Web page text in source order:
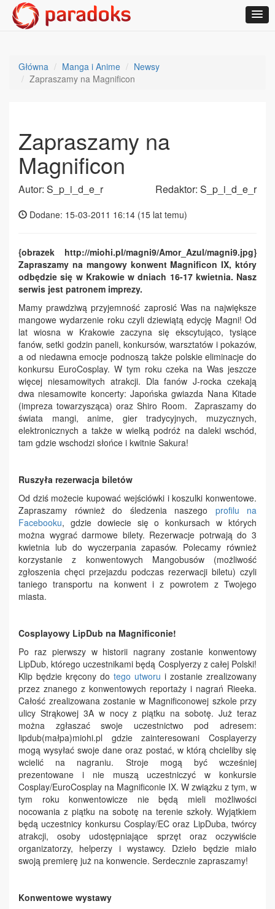
Główna Manga i Anime
Newsy
Zapraszamy na Magnificon
Zapraszamy na
Magnificon
Autor: S_p_i_d_e_r Redaktor: S_p_i_d_e_r
Dodane: 15-03-2011 16:14 (15 lat temu)
{obrazek http://miohi.pl/magni9/Amor_Azul/magni9.jpg}
Zapraszamy na mangowy konwent Magnificon IX, który
odbędzie się w Krakowie w dniach 16-17 kwietnia. Nasz
serwis jest patronem imprezy.
Mamy prawdziwą przyjemność zaprosić Was na największe
mangowe wydarzenie roku czyli dziewiątą edycję Magni! Od
lat wiosna w Krakowie zaczyna się ekscytująco, tysiące
fanów, setki godzin paneli, konkursów, warsztatów i pokazów,
a od niedawna emocje podnoszą także polskie eliminacje do
konkursu EuroCosplay. W tym roku czeka na Was jeszcze
więcej niesamowitych atrakcji. Dla fanów J-rocka czekają
dwa niesamowite koncerty: Japońska gwiazda Nana Kitade
(impreza towarzysząca) oraz Shiro Room. Zapraszamy do
świata mangi, anime, gier tradycyjnych, muzycznych,
elektronicznych a także w wielką podróż na daleki wschód,
tam gdzie wschodzi słońce i kwitnie Sakura!
Ruszyła rezerwacja biletów
Od dziś możecie kupować wejściówki i koszulki konwentowe.
Zapraszamy również do śledzenia naszego profilu na
Facebooku, gdzie dowiecie się o konkursach w których
można wygrać darmowe bilety. Rezerwacje potrwają do 3
kwietnia lub do wyczerpania zapasów. Polecamy również
korzystanie z konwentowych Mangobusów (możliwość
zgłoszenia chęci przejazdu podczas rezerwacji biletu) czyli
taniego transportu na konwent i z powrotem z Twojego
miasta.
Cosplayowy LipDub na Magnificonie!
Po raz pierwszy w historii nagrany zostanie konwentowy
LipDub, którego uczestnikami będą Cosplyerzy z całej Polski!
Klip będzie kręcony do tego utworu i zostanie zrealizowany
przez znanego z konwentowych reportaży i nagrań Rieeka.
Całość zrealizowana zostanie w Magnificonowej szkole przy
ulicy Strąkowej 3A w nocy z piątku na sobotę. Już teraz
można zgłaszać swoje uczestnictwo pod adresem:
lipdub(małpa)miohi.pl gdzie zainteresowani Cosplayerzy
mogą wysyłać swoje dane oraz postać, w którą chcieliby się
wcielić na nagraniu. Stroje mogą być wcześniej
prezentowane i nie muszą uczestniczyć w konkursie
Cosplay/EuroCosplay na Magnificonie IX. W związku z tym, w
tym roku konwentowicze nie będą mieli możliwości
nocowania z piątku na sobotę na terenie szkoły. Wyjątkiem
będą uczestnicy konkursu Cosplay/EC oraz LipDuba, twórcy
atrakcji, osoby udostępniające sprzęt oraz oczywiście
organizatorzy, helperzy i wystawcy. Dzieło będzie miało
swoją premierę już na konwencie. Serdecznie zapraszamy!
Konwentowe wystawy